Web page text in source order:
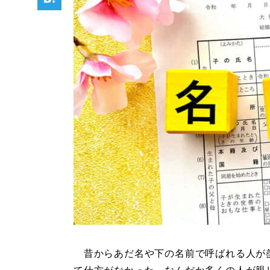
昔からあだ名や下の名前で呼ばれる人が